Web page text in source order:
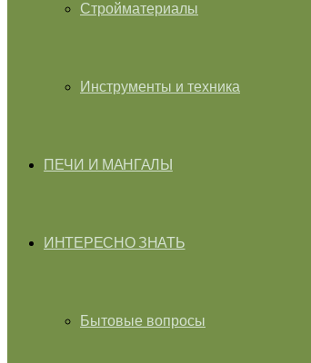
Стройматериалы
Инструменты и техника
ПЕЧИ И МАНГАЛЫ
ИНТЕРЕСНО ЗНАТЬ
Бытовые вопросы